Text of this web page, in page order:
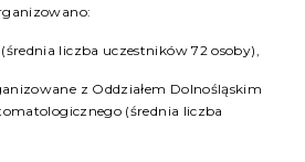
liczba uczestników 72 osoby),
z Oddziałem Dolnośląskim
(średnia liczba